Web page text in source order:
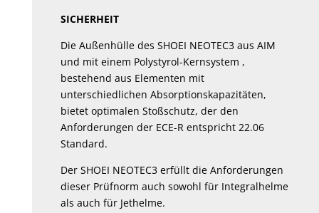
SICHERHEIT
Die Außenhülle des SHOEI NEOTEC3 aus AIM
und mit einem Polystyrol-Kernsystem ,
bestehend aus Elementen mit
unterschiedlichen Absorptionskapazitäten,
bietet optimalen Stoßschutz, der den
Anforderungen der ECE-R entspricht 22.06
Standard.
Der SHOEI NEOTEC3 erfüllt die Anforderungen
dieser Prüfnorm auch sowohl für Integralhelme
als auch für Jethelme.